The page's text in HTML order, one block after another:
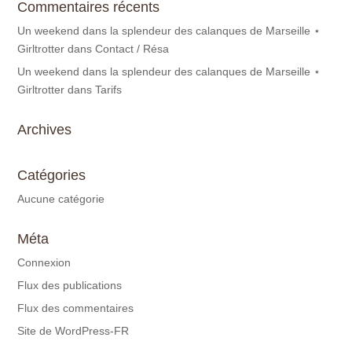
Commentaires récents
Un weekend dans la splendeur des calanques de Marseille ⋆
Girltrotter dansContact / Résa
Un weekend dans la splendeur des calanques de Marseille ⋆
Girltrotter dansTarifs
Archives
Catégories
Aucune catégorie
Méta
Connexion
Flux des publications
Flux des commentaires
Site de WordPress-FR